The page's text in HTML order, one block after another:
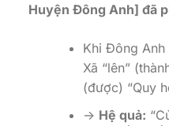
Huyện Đông Anh] đã
Khi Đông Anh
Xã “lên”
(được) “Quy
-> Hệ quả: